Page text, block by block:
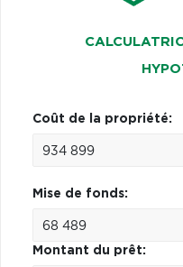
Coût de la propriété:
Mise de fonds:
Montant du prêt: